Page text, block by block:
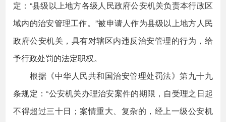
定：“县级以上地方各级人民政府公安机关负责本行政区
域内的治安管理工作。”被申请人作为县级以上地方人民
政府公安机关，具有对辖区内违反治安管理的行为，给
予行政处罚的法定职权。
根据《中华人民共和国治安管理处罚法》第九十九
条规定：“公安机关办理治安案件的期限，自受理之日起
不得超过三十日；案情重大、复杂的，经上一级公安机